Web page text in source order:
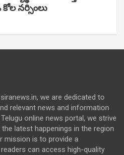
నర్సింలు
we are dedicated to
relevant news and information
online news portal, we strive
latest happenings in the region
mission is to provide a
can access high-quality